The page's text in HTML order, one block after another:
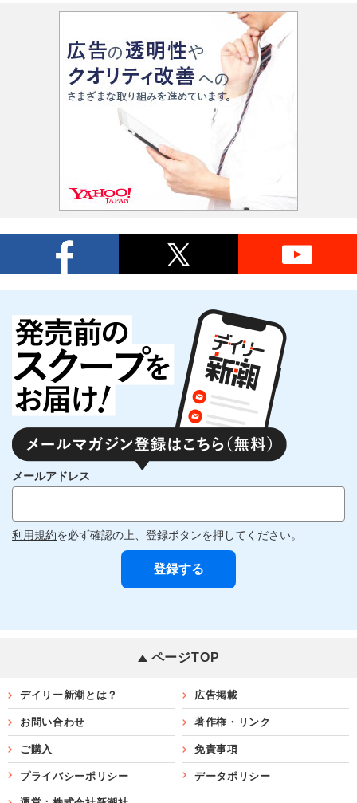
メールアドレス
利用規約を必ず確認の上、登録ボタンを押してください。
ページTOP
デイリー新潮とは？ 広告掲載
お問い合わせ 著作権・リンク
ご購入 免責事項
プライバシーポリシー データポリシー